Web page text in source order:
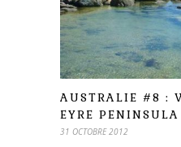
AUSTRALIE #8 :
EYRE PENINSULA
31 OCTOBRE 2012